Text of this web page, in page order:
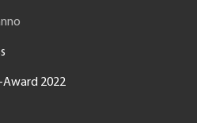
2022